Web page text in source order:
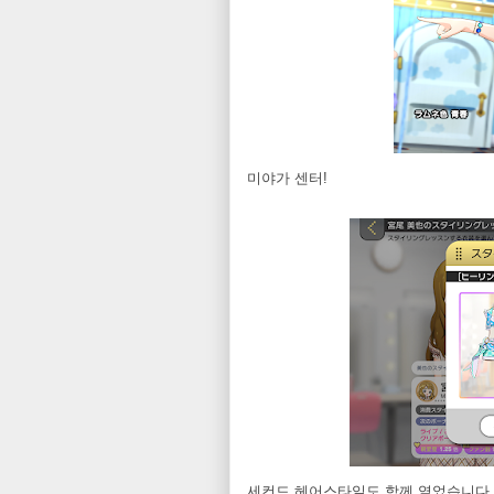
미야가 센터!